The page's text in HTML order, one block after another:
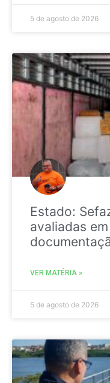
5 de agosto de 2026
Estado:
avaliadas
VER MATÉRIA »
5 de agosto de 2026